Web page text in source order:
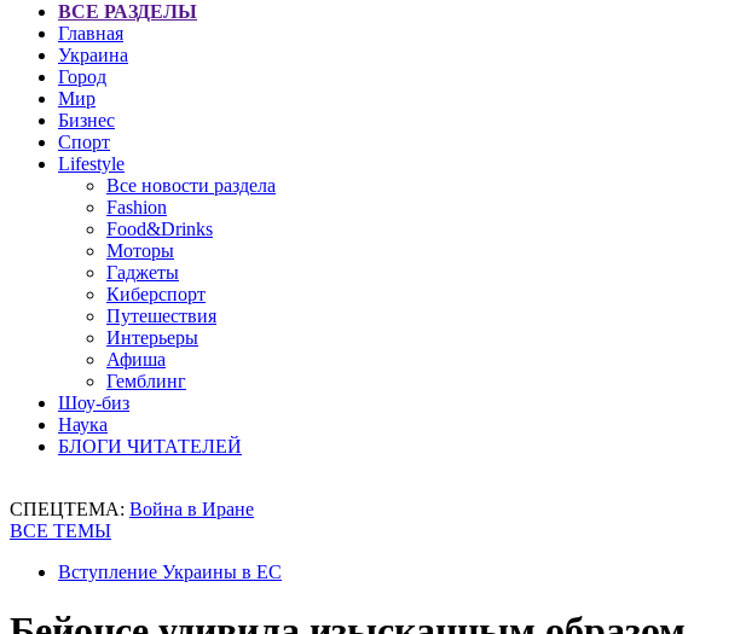
ВСЕ РАЗДЕЛЫ
Главная
Украина
Город
Мир
Бизнес
Спорт
Lifestyle
Все новости раздела
Fashion
Food&Drinks
Моторы
Гаджеты
Киберспорт
Путешествия
Интерьеры
Афиша
Гемблинг
Шоу-биз
Наука
БЛОГИ ЧИТАТЕЛЕЙ
СПЕЦТЕМА: Война в Иране
ВСЕ ТЕМЫ
Вступление Украины в ЕС